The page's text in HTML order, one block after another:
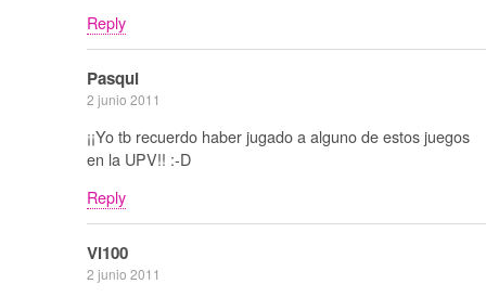
Reply
Pasqui
2 junio 2011
¡¡Yo tb recuerdo haber jugado a alguno de estos juegos
en la UPV!! :-D
Reply
Vi100
2 junio 2011